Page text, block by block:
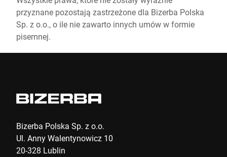
przyznane pozostają zastrzeżone dla Bizerba Polska
Sp. z o.o., o ile nie zawarto innych umów w formie
pisemnej.
Bizerba Polska Sp. z o.o.
Ul. Anny Walentynowicz 10
20-328 Lublin